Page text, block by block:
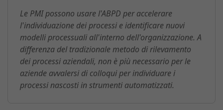
Le PMI possono usare l'ABPD per accelerare
l'individuazione dei processi e identificare nuovi
modelli processuali all'interno dell'organizzazione. A
differenza del tradizionale metodo di rilevamento
dei processi aziendali, non è più necessario per le
aziende avvalersi di colloqui per individuare i
processi nascosti in strumenti automatizzati.